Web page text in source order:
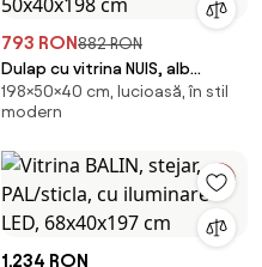
793 RON882 RON
Dulap cu vitrina NUIS, alb
lucios/stejar, PAL, 50x40x198 cm
198×50×40 cm, lucioasă, în stil
modern
1.234 RON